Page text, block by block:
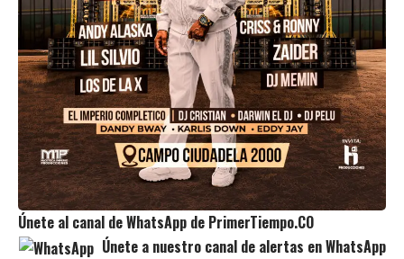
Únete al canal de WhatsApp de PrimerTiempo.CO
Únete a nuestro canal de alertas en WhatsApp